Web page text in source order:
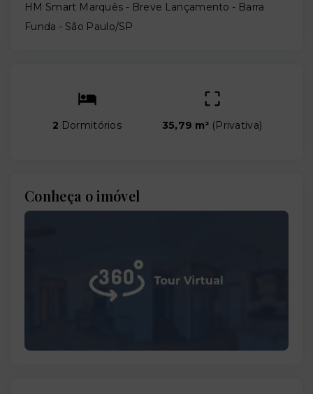
HM Smart Marquês - Breve Lançamento - Barra
Funda - São Paulo/SP
2 Dormitórios 35,79 m² (Privativa)
Conheça o imóvel